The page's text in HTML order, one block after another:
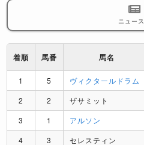
ニュース
着順 馬番 馬名
1 5 ヴィクタールドラム
2
2 ザサミット
3
1 アルソン
4
3 セレスティン